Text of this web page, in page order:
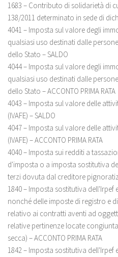
1683 – Contributo di solidarietà di
138/2011 determinato in sede di
4041 – Imposta sul valore degli
qualsiasi uso destinati dalle
dello Stato – SALDO
4044 – Imposta sul valore degli
qualsiasi uso destinati dalle
dello Stato – ACCONTO PRIMA RATA
4043 – Imposta sul valore delle
(IVAFE) – SALDO
4047 – Imposta sul valore delle
(IVAFE) – ACCONTO PRIMA RATA
4040 – Imposta sui redditi a
d'imposta o a imposta sostitutiva
terzi dovuta dal creditore
1840 – Imposta sostitutiva
nonché delle imposte di registro e
relativo ai contratti aventi ad
relative pertinenze locate
secca) – ACCONTO PRIMA RATA
1842 – Imposta sostitutiva